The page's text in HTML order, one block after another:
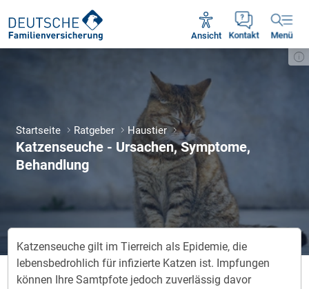
Kontakt
Ansicht Menü
Mo - Fr 09:00 - 18:30 Uhr
Startseite Ratgeber Haustier
Katzenseuche - Ursachen, Symptome,
Behandlung
Katzenseuche gilt im Tierreich als Epidemie, die
lebensbedrohlich für infizierte Katzen ist. Impfungen
können Ihre Samtpfote jedoch zuverlässig davor